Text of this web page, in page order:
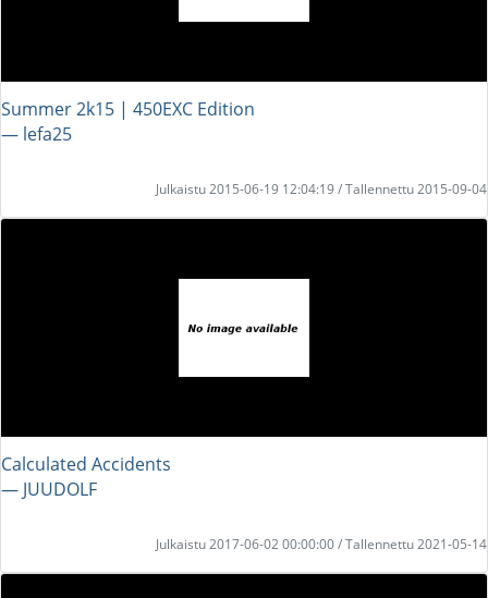
Summer 2k15 | 450EXC Edition
― lefa25
Julkaistu 2015-06-19 12:04:19 / Tallennettu 2015-09-04
Calculated Accidents
― JUUDOLF
Julkaistu 2017-06-02 00:00:00 / Tallennettu 2021-05-14